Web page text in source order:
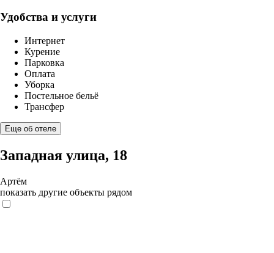
Удобства и услуги
Интернет
Курение
Парковка
Оплата
Уборка
Постельное бельё
Трансфер
Еще об отеле
Западная улица, 18
Артём
показать другие объекты рядом